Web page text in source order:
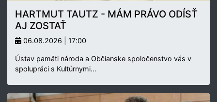
HARTMUT TAUTZ - MÁM PRÁVO ODÍSŤ
AJ ZOSTAŤ
06.08.2026 | 17:00
Ústav pamäti národa a Občianske spoločenstvo vás v
spolupráci s Kultúrnymi…